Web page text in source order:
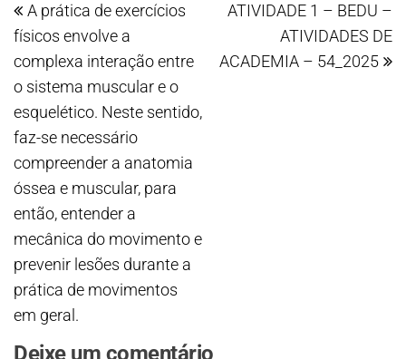
A prática de exercícios
físicos envolve a
complexa interação entre
o sistema muscular e o
esquelético. Neste sentido,
faz-se necessário
compreender a anatomia
óssea e muscular, para
então, entender a
mecânica do movimento e
prevenir lesões durante a
prática de movimentos
em geral.
ATIVIDADE 1 – BEDU –
ATIVIDADES DE
ACADEMIA – 54_2025
Deixe um comentário